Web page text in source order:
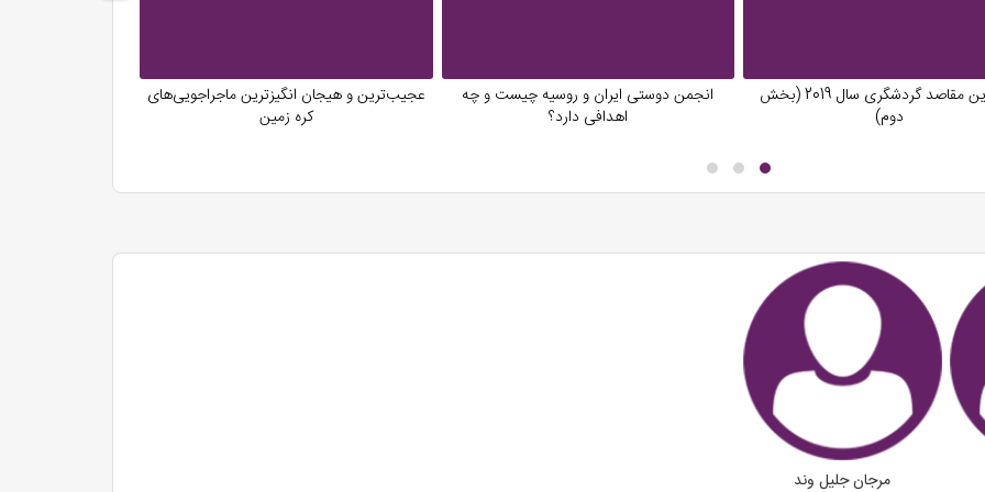
از هتل‌های هر کشور را مشاهده نمایید.
تور روسیه را با خدماتی کامل و لوکس ارائه می‌دهد:
خود را ببندید و آماده سفری فراموش‌نشدنی به سرزمین میدان سرخ و شکوه تزارها شوید. برای آشنایی با گردشگری ایران و جهان با مراجعه به
جذابی را بخوانید.
ارزانترین مقاصد گردشگری سال 2019 (بخش
دوم)
انجمن دوستی ایران و روسیه چیست و چه
اهدافی دارد؟
عجیب‌ترین و هیجان انگیزترین ماجراجویی‌های
کره زمین
مرجان جلیل وند